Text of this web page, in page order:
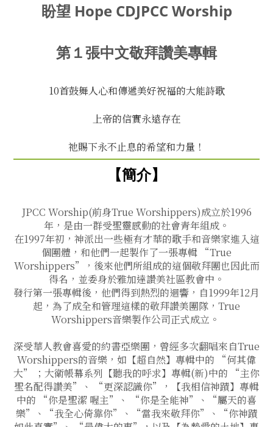
盼望 Hope CDJPCC Worship
第１張中文敬拜讚美專輯
10首鼓舞人心和傳遞美好祝福的大能詩歌
上帝的信實永遠存在
祂賜下永不止息的希望和力量！
【簡介】
JPCC Worship(前身True Worshippers)成立於1996
年，是由一群受聖靈感動的社會青年組成。
在1997年初，神派出一些極有才華的歌手和音樂家進入這
個團體，和他們一起製作了一張專輯 “True
Worshippers”，後來他們所組成的這個敬拜團也因此而
得名，並委身於雅加達讚美社區教會中。
發行第一張專輯後，他們得到熱烈的迴響，自1999年12月
起，為了成全和管理這樣的敬拜讚美團隊，True
Worshippers音樂製作公司正式成立。
深受華人教會喜愛的約書亞樂團，曾經多次翻唱來自True
Worshippers的音樂，如【超自然】專輯中的 “何其偉
大” ；大衛帳幕系列【聽我的呼求】專輯(新)中的 “主你
聖名配得讚美”、 “更深認識你”，【我相信神蹟】專輯
中的 “你是聖潔 喔主”、 “你是全能神”、“屬天的喜
樂”、“我全心倚靠你”、“當我來敬拜你”、“你神蹟